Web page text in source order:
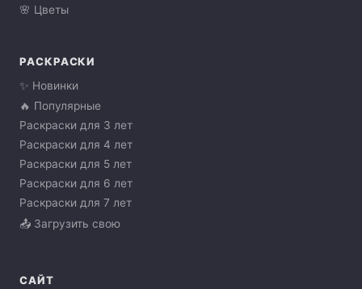
🌸 Цветы
РАСКРАСКИ
✨ Новинки
🔥 Популярные
Раскраски для 3 лет
Раскраски для 4 лет
Раскраски для 5 лет
Раскраски для 6 лет
Раскраски для 7 лет
📤 Загрузить свою
САЙТ